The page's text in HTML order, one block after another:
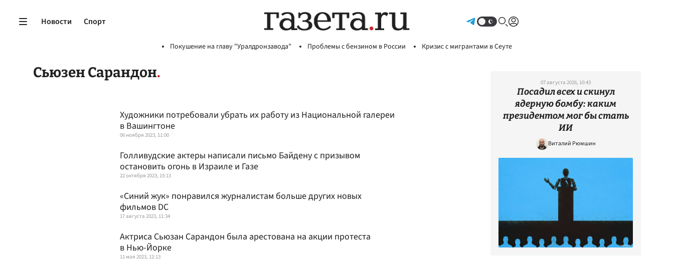
Новости Спорт
Покушение на главу "Уралдронзавода" Проблемы с бензином в России Кризис с мигрантами в Сеуте
Сьюзен Сарандон
Художники потребовали убрать их работу из Национальной галереи
в Вашингтоне
06 ноября 2023, 11:00
Голливудские актеры написали письмо Байдену с призывом
остановить огонь в Израиле и Газе
22 октября 2023, 15:13
«Синий жук» понравился журналистам больше других новых
фильмов DC
17 августа 2023, 11:34
Актриса Сьюзан Сарандон была арестована на акции протеста
в Нью-Йорке
11 мая 2023, 12:13
07 августа 2026, 10:43
Посадил всех и скинул
ядерную бомбу: каким
президентом мог бы стать
ИИ
Виталий Рюмшин